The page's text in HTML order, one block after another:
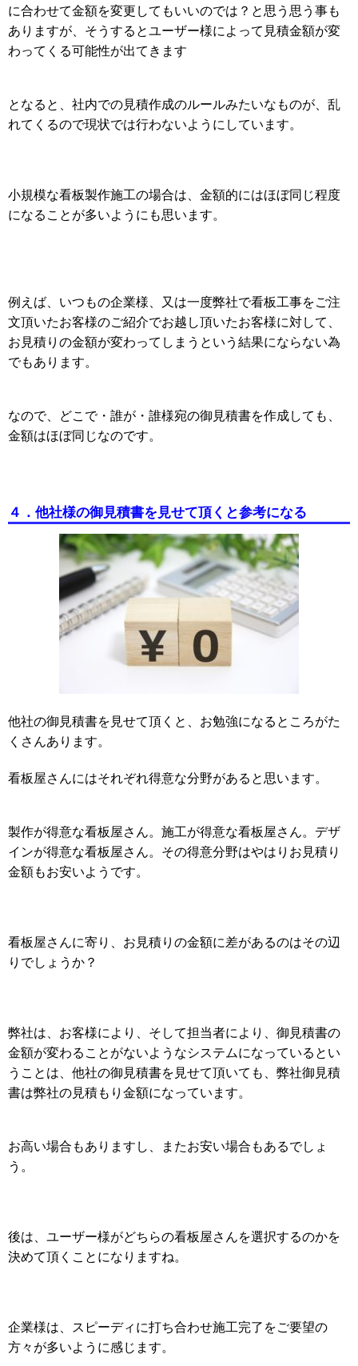
に合わせて金額を変更してもいいのでは？と思う思う事も
ありますが、そうするとユーザー様によって見積金額が変
わってくる可能性が出てきます
となると、社内での見積作成のルールみたいなものが、乱
れてくるので現状では行わないようにしています。
小規模な看板製作施工の場合は、金額的にはほぼ同じ程度
になることが多いようにも思います。
例えば、いつもの企業様、又は一度弊社で看板工事をご注
文頂いたお客様のご紹介でお越し頂いたお客様に対して、
お見積りの金額が変わってしまうという結果にならない為
でもあります。
なので、どこで・誰が・誰様宛の御見積書を作成しても、
金額はほぼ同じなのです。
４．他社様の御見積書を見せて頂くと参考になる
他社の御見積書を見せて頂くと、お勉強になるところがた
くさんあります。
看板屋さんにはそれぞれ得意な分野があると思います。
製作が得意な看板屋さん。施工が得意な看板屋さん。デザ
インが得意な看板屋さん。その得意分野はやはりお見積り
金額もお安いようです。
看板屋さんに寄り、お見積りの金額に差があるのはその辺
りでしょうか？
弊社は、お客様により、そして担当者により、御見積書の
金額が変わることがないようなシステムになっているとい
うことは、他社の御見積書を見せて頂いても、弊社御見積
書は弊社の見積もり金額になっています。
お高い場合もありますし、またお安い場合もあるでしょ
う。
後は、ユーザー様がどちらの看板屋さんを選択するのかを
決めて頂くことになりますね。
企業様は、スピーディに打ち合わせ施工完了をご要望の
方々が多いように感じます。